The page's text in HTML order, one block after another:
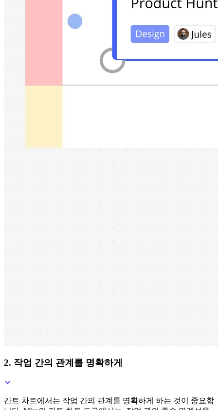
2. 작업 간의 관계를 명확하게
간트 차트에서는 작업 간의 관계를 명확하게 하는 것이 중요합